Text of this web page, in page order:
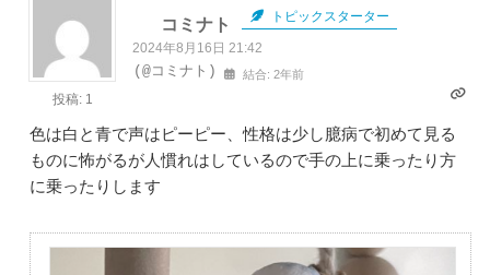
投稿: 1
コミナト トピックスターター
2024年8月16日 21:42
(@コミナト) 結合: 2年前
色は白と青で声はピーピー、性格は少し臆病で初めて見る
ものに怖がるが人慣れはしているので手の上に乗ったり方
に乗ったりします